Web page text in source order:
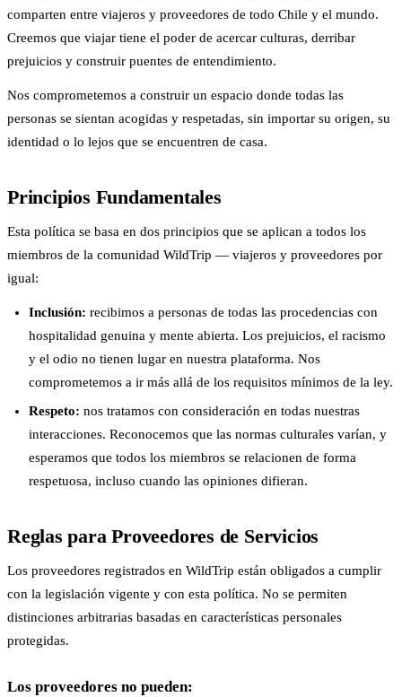
comparten entre viajeros y proveedores de todo Chile y el mundo.
Creemos que viajar tiene el poder de acercar culturas, derribar
prejuicios y construir puentes de entendimiento.
Nos comprometemos a construir un espacio donde todas las
personas se sientan acogidas y respetadas, sin importar su origen, su
identidad o lo lejos que se encuentren de casa.
Principios Fundamentales
Esta política se basa en dos principios que se aplican a todos los
miembros de la comunidad WildTrip — viajeros y proveedores por
igual:
Inclusión: recibimos a personas de todas las procedencias con
hospitalidad genuina y mente abierta. Los prejuicios, el racismo
y el odio no tienen lugar en nuestra plataforma. Nos
comprometemos a ir más allá de los requisitos mínimos de la ley.
Respeto: nos tratamos con consideración en todas nuestras
interacciones. Reconocemos que las normas culturales varían, y
esperamos que todos los miembros se relacionen de forma
respetuosa, incluso cuando las opiniones difieran.
Reglas para Proveedores de Servicios
Los proveedores registrados en WildTrip están obligados a cumplir
con la legislación vigente y con esta política. No se permiten
distinciones arbitrarias basadas en características personales
protegidas.
Los proveedores no pueden: